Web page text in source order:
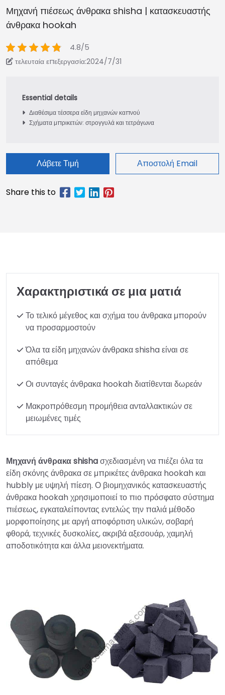
Μηχανή πιέσεως άνθρακα shisha | κατασκευαστής
άνθρακα hookah
4.8/5
τελευταία επεξεργασία:2024/7/31
Διαθέσιμα τέσσερα είδη μηχανών καπνού
Σχήματα μπρικετών: στρογγυλά και τετράγωνα
Λάβετε Τιμή Αποστολή Email
Χαρακτηριστικά σε μια ματιά
Το τελικό μέγεθος και σχήμα του άνθρακα μπορούν
να προσαρμοστούν
Όλα τα είδη μηχανών άνθρακα shisha είναι σε
απόθεμα
Οι συνταγές άνθρακα hookah διατίθενται δωρεάν
Μακροπρόθεσμη προμήθεια ανταλλακτικών σε
μειωμένες τιμές
Μηχανή άνθρακα shishaσχεδιασμένη να πιέζει όλα τα
είδη σκόνης άνθρακα σε μπρικέτες άνθρακα hookah και
hubbly με υψηλή πίεση. Ο βιομηχανικός κατασκευαστής
άνθρακα hookah χρησιμοποιεί το πιο πρόσφατο σύστημα
πιέσεως, εγκαταλείποντας εντελώς την παλιά μέθοδο
μορφοποίησης με αργή αποφόρτιση υλικών, σοβαρή
φθορά, τεχνικές δυσκολίες, ακριβά αξεσουάρ, χαμηλή
αποδοτικότητα και άλλα μειονεκτήματα.